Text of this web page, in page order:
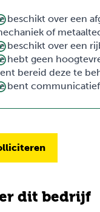
beschikt over een
of
beschikt over een
hebt geen
bereid deze te
bent
dit bedrijf